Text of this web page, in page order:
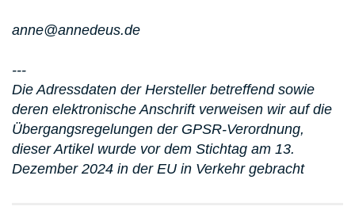
anne@annedeus.de
---
Die Adressdaten der Hersteller betreffend sowie
deren elektronische Anschrift verweisen wir auf die
Übergangsregelungen der GPSR-Verordnung,
dieser Artikel wurde vor dem Stichtag am 13.
Dezember 2024 in der EU in Verkehr gebracht